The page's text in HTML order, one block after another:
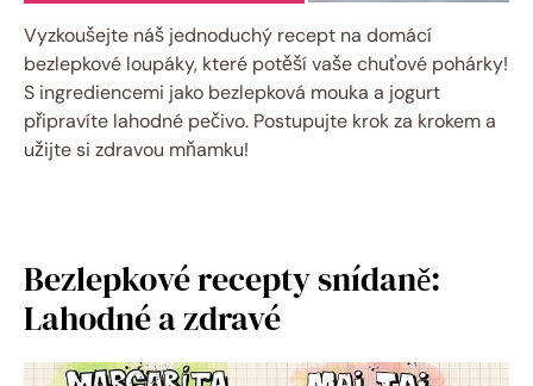
Vyzkoušejte náš jednoduchý recept na domácí
bezlepkové loupáky, které potěší vaše chuťové pohárky!
S ingrediencemi jako bezlepková mouka a jogurt
připravíte lahodné pečivo. Postupujte krok za krokem a
užijte si zdravou mňamku!
Bezlepkové recepty snídaně:
Lahodné a zdravé